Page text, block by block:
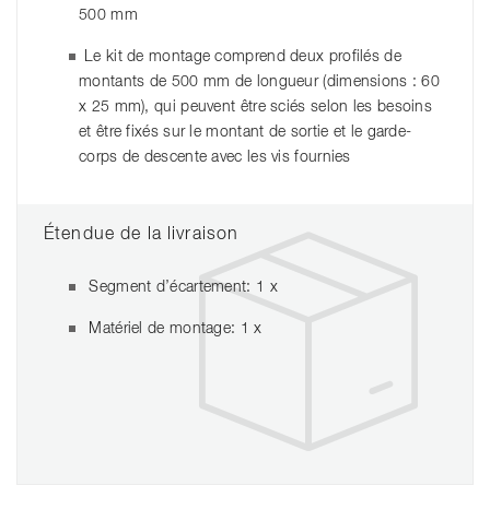
500 mm
Le kit de montage comprend deux profilés de
montants de 500 mm de longueur (dimensions : 60
x 25 mm), qui peuvent être sciés selon les besoins
et être fixés sur le montant de sortie et le garde-
corps de descente avec les vis fournies
Étendue de la livraison
Segment d’écartement: 1 x
Matériel de montage: 1 x